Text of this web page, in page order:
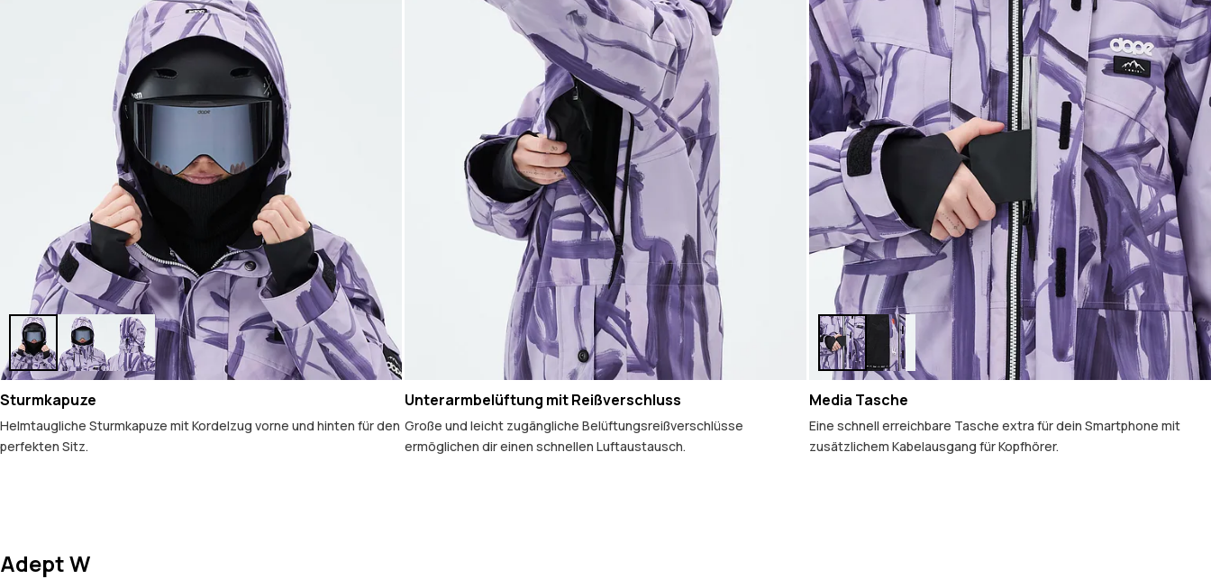
Sturmkapuze
Helmtaugliche Sturmkapuze mit Kordelzug vorne und hinten für den
perfekten Sitz.
Unterarmbelüftung mit Reißverschluss
Große und leicht zugängliche Belüftungsreißverschlüsse
ermöglichen dir einen schnellen Luftaustausch.
Media Tasche
Eine schnell erreichbare Tasche extra für dein Smartphone mit
zusätzlichem Kabelausgang für Kopfhörer.
Adept W